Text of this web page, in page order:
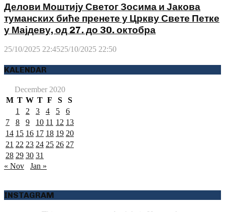
Делови Моштију Светог Зосима и Јакова
туманских биће пренете у Цркву Свете Петке
у Мајдеву, од 27. до 30. октобра
25/10/2025 22:4525/10/2025 22:50
KALENDAR
December 2020
M T W T F S
S
1
2 3 4 5
6
7
8 9 10 11 12 13
14 15 16 17 18 19 20
21 22 23 24 25 26 27
28 29 30 31
« Nov
Jan »
INSTAGRAM